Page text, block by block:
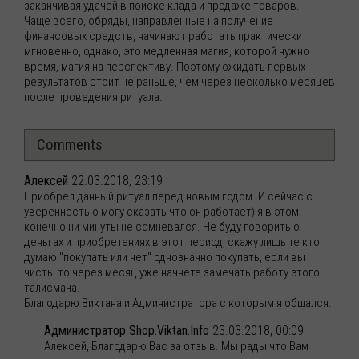
заканчивая удачей в поиске клада и продаже товаров.
Чаще всего, обряды, направленные на получение
финансовых средств, начинают работать практически
мгновенно, однако, это медленная магия, которой нужно
время, магия на перспективу. Поэтому ожидать первых
результатов стоит не раньше, чем через несколько месяцев
после проведения ритуала.
Comments
Алексей 22.03.2018, 23:19
Приобрел данный ритуал перед новым годом. И сейчас с
уверенностью могу сказать что он работает) я в этом
конечно ни минуты не сомневался. Не буду говорить о
деньгах и приобретениях в этот период, скажу лишь те кто
думаю "покупать или нет" однозначно покупать, если вы
чисты то через месяц уже начнете замечать работу этого
талисмана.
Благодарю Виктана и Администратора с которым я общался.
Администратор Shop.Viktan.Info 23.03.2018, 00:09
Алексей, Благодарю Вас за отзыв. Мы рады что Вам